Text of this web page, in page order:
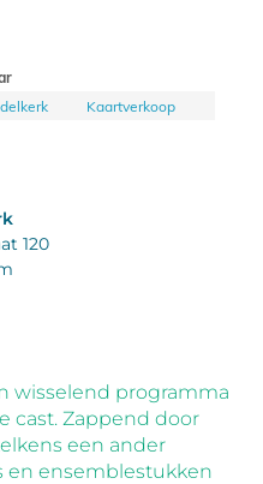
Kaartverkoop
120
wisselend programma
cast. Zappend door
een ander
en ensemblestukken